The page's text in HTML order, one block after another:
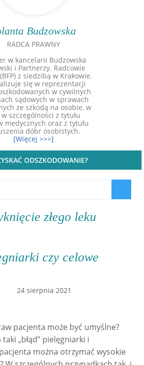
Budzowska
RADCA PRAWNY
w kancelarii Budzowska
i Partnerzy. Radcowie
z siedzibą w Krakowie.
się w reprezentacji
w cywilnych
sądowych w sprawach
ze szkodą na osobie, w
szczególności z tytułu
medycznych oraz z tytułu
dóbr osobistych.
[Więcej >>>]
ODSZKODOWANIE?
złego leku
czy celowe
24 sierpnia 2021
pacjenta może być umyślne?
taki „błąd” pielęgniarki i
można otrzymać wysokie